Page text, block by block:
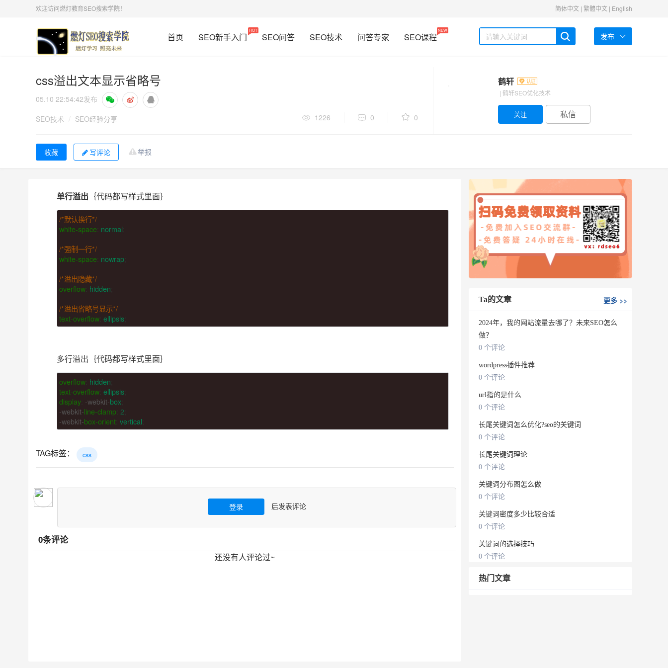
欢迎访问燃灯教育SEO搜索学院！ 简体中文 | 繁體中文 | English
首页 SEO新手入门
HOT
SEO问答 SEO技术 问答专家 SEO课程
NEW
发布
css溢出文本显示省略号
05.10 22:54:42发布
SEO技术 / SEO经验分享 1226 0 0
鹤轩
| 鹤轩SEO优化技术
私信
举报
写评论
单行溢出 ｛代码都写样式里面｝
/*默认换行*/
white-space normal
/*强制一行*/
white-space nowrap
/*溢出隐藏*/
overflow hidden
/*溢出省略号显示*/
text-overflow ellipsis
多行溢出｛代码都写样式里面｝
overflow hidden
text-overflow ellipsis
display -webkit-box
-webkit-line-clamp 2
-webkit-box-orient vertical
TAG标签： css
登录 后发表评论
0条评论
还没有人评论过~
Ta的文章 更多>>
2024年，我的网站流量去哪了？未来SEO怎么
做？
0 个评论
wordpress插件推荐
0 个评论
url指的是什么
0 个评论
长尾关键词怎么优化?seo的关键词
0 个评论
长尾关键词理论
0 个评论
关键词分布图怎么做
0 个评论
关键词密度多少比较合适
0 个评论
关键词的选择技巧
0 个评论
热门文章